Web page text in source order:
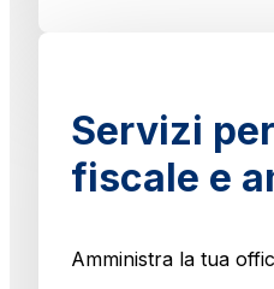
Servizi
fiscale e
Amministra la tua